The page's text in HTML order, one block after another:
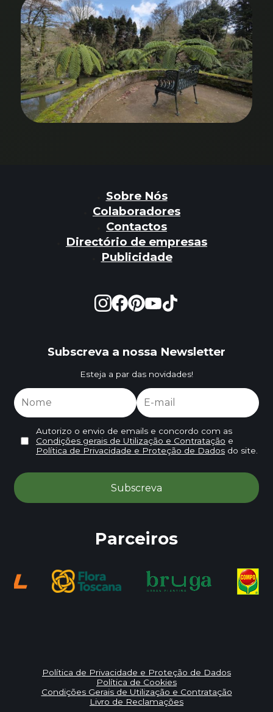
Sobre Nós
Colaboradores
Contactos
Directório de empresas
Publicidade
Subscreva a nossa Newsletter
Esteja a par das novidades!
Autorizo o envio de emails e concordo com as
Condições gerais de Utilização e Contratação e
Política de Privacidade e Proteção de Dadosdo site.
Parceiros
Política de Privacidade e Proteção de Dados
Política de Cookies
Condições Gerais de Utilização e Contratação
Livro de Reclamações